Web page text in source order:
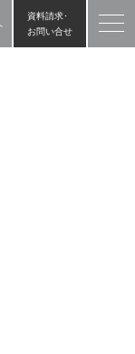
資料請求･
お問い合せ